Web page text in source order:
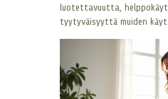
luotettavuutta,
tyytyväisyyttä muiden